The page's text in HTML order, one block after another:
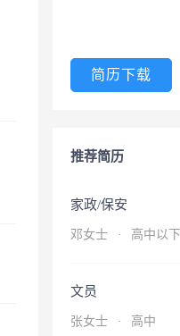
简历下载
推荐简历
家政/保安
邓女士 · 高中以下
文员
张女士 · 高中